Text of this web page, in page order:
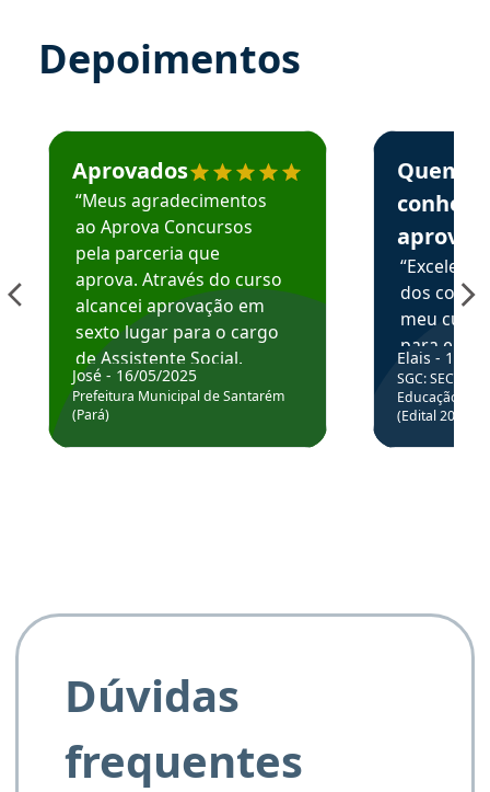
Depoimentos
Estudante José recomenda o Aprova Concursos em
Aprovados
“Meus agradecimentos
ao Aprova Concursos
pela parceria que
aprova. Através do curso
alcancei aprovação em
sexto lugar para o cargo
de Assistente Social.
Hoje estou atuando na
Prefeitura de Santarém.
José - 16/05/2025
Prefeitura Municipal de Santarém
(Pará)
Estudante
Quem
aprova
dos
meu
para
colocar
através
de
Elais - 15/
SGC: SEC BA
Educação
(Edital
Dúvidas
frequentes